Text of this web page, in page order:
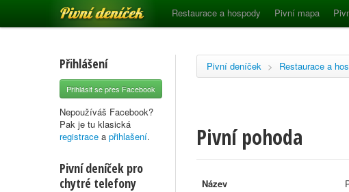
Pivní deníček Restaurace a hospody Pivní mapa
Přihlášení
Přihlásit se přes Facebook
Nepoužíváš Facebook?
Pak je tu klasická
registrace a přihlašení.
Pivní deníček pro
chytré telefony
Pivní deníček > Restaurace a
Pivní pohoda
Název